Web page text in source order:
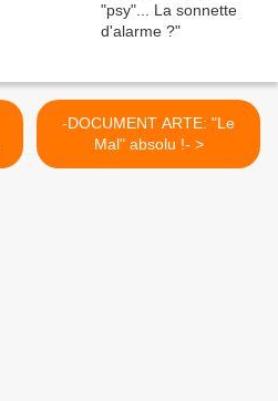
-DOCUMENT ARTE: "Le
Mal" absolu !- >